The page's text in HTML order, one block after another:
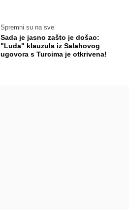
Spremni su na sve
Sada je jasno zašto je došao:
"Luda" klauzula iz Salahovog
ugovora s Turcima je otkrivena!